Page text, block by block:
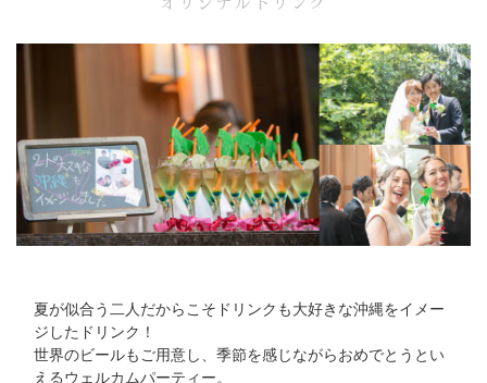
夏が似合う二人だからこそドリンクも大好きな沖縄をイメー
ジしたドリンク！
世界のビールもご用意し、季節を感じながらおめでとうとい
えるウェルカムパーティー。